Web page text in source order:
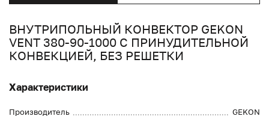
ВНУТРИПОЛЬНЫЙ КОНВЕКТОР GEKON
VENT 380-90-1000 С ПРИНУДИТЕЛЬНОЙ
КОНВЕКЦИЕЙ, БЕЗ РЕШЕТКИ
Характеристики
Производитель
GEKON